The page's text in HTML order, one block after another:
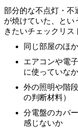
部分的な不点灯・不
が焼けていた、とい
きたいチェックリス
同じ部屋のほ
エアコンや電
に使っていな
外の照明や階
の判断材料）
分電盤のカバ
感じないか